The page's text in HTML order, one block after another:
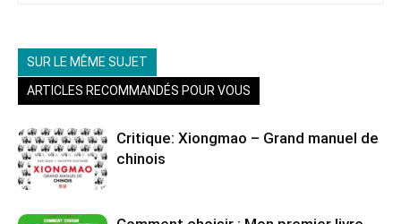
SUR LE MÊME SUJET
ARTICLES RECOMMANDÉS POUR VOUS
Critique: Xiongmao – Grand manuel de
chinois